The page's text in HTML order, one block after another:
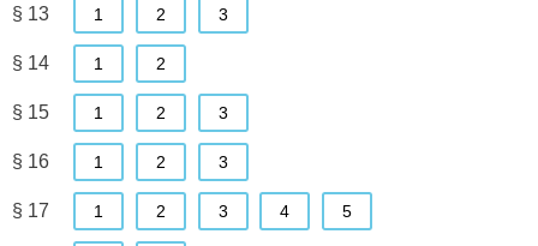
§ 13 1 2 3
§ 14 1 2
§ 15 1 2 3
§ 16 1 2 3
§ 17 1 2 3 4 5